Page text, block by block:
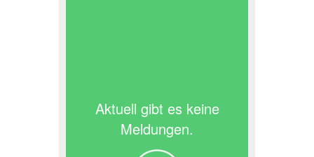
Aktuell gibt es keine
Meldungen.